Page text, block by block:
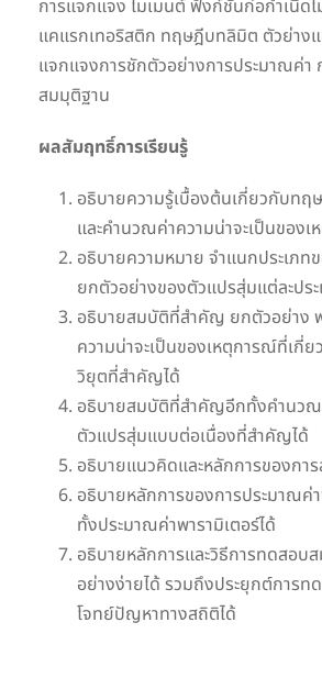
การแจกแจง โมเมนต์ ฟังก์ชันก่อกำเนิด
แคแรกเทอริสติก ทฤษฎีบทลิมิต ตัวย่าง
แจกแจงการชักตัวอย่างการประมาณค่า
สมมุติฐาน
ผลสัมฤทธิ์การเรียนรู้
อธิบายความรู้เบื้องต้นเกี่ยวกับทฤ
และคำนวณค่าความน่าจะเป็นของเ
อธิบายความหมาย จำแนกประเภท
ยกตัวอย่างของตัวแปรสุ่มแต่ละประ
อธิบายสมบัติที่สำคัญ ยกตัวอย่าง
ความน่าจะเป็นของเหตุการณ์ที่เกี่
วิยุตที่สำคัญได้
อธิบายสมบัติที่สำคัญอีกทั้งคำนวณ
ตัวแปรสุ่มแบบต่อเนื่องที่สำคัญได้
อธิบายแนวคิดและหลักการของกา
อธิบายหลักการของการประมาณค่
ทั้งประมาณค่าพารามิเตอร์ได้
อธิบายหลักการและวิธีการทดสอบ
อย่างง่ายได้ รวมถึงประยุกต์การ
โจทย์ปัญหาทางสถิติได้